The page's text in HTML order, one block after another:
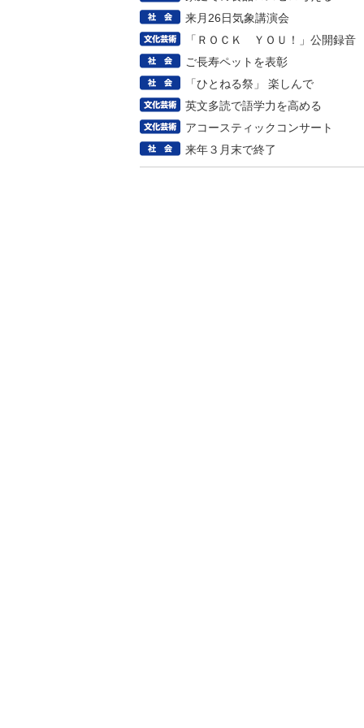
来月26日気象講演会
「ＲＯＣＫ ＹＯＵ！」公開録音
ご長寿ペットを表彰
「ひとねる祭」 楽しんで
英文多読で語学力を高める
アコースティックコンサート
来年３月末で終了